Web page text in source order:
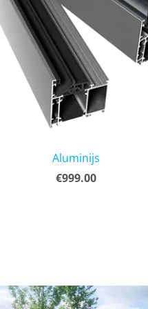
Aluminijs
€999.00